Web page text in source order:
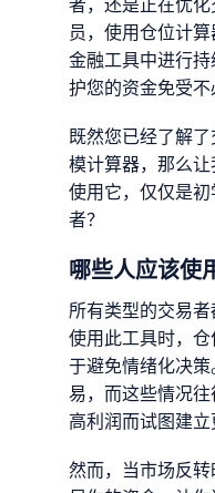
员，使用仓位计
金融工具中进行持
护您的资金免受不
既然您已经了解
模计算器，那么
使用它，仅仅是
者？
哪些人应该使
所有类型的交易者
使用此工具时，
于避免情绪化决
易，而这些情况
高利润而试图建立
然而，当市场反